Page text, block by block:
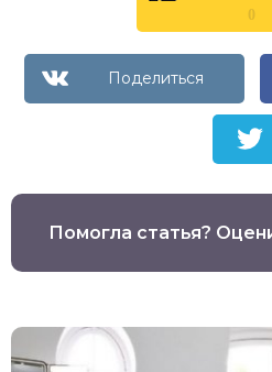
0
Помогла статья?